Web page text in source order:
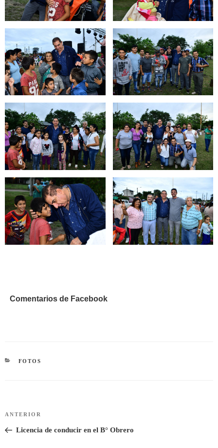
Comentarios de Facebook
CATEGORÍAS
FOTOS
entradas
Entrada
anterior:
ANTERIOR
Licencia de conducir en el B° Obrero